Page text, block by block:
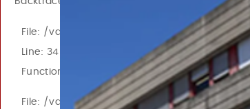
File: /var/www/vhosts/bandula.net/
Line: 34
Function: __construct
File: /var/www/vhosts/bandula.net/